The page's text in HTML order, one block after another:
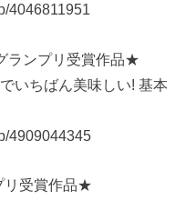
4046811951
ンプリ受賞作品★
いちばん美味しい! 基本
4909044345
受賞作品★